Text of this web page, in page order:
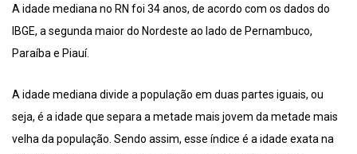
A idade mediana no RN foi 34 anos, de acordo com os dados do
IBGE, a segunda maior do Nordeste ao lado de Pernambuco,
Paraíba e Piauí.
A idade mediana divide a população em duas partes iguais, ou
seja, é a idade que separa a metade mais jovem da metade mais
velha da população. Sendo assim, esse índice é a idade exata na